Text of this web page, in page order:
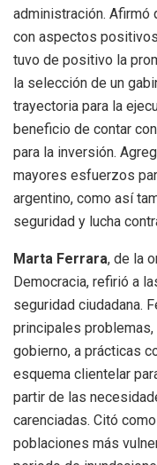
administración. Afirmó
con aspectos
tuvo de positivo la
la selección de un
trayectoria para la
beneficio de contar
para la inversión.
mayores esfuerzos
argentino, como así
seguridad y lucha
Marta Ferrara, de la
Democracia, refirió a
seguridad ciudadana.
principales
gobierno, a prácticas
esquema clientelar
partir de las
carenciadas. Citó
poblaciones más